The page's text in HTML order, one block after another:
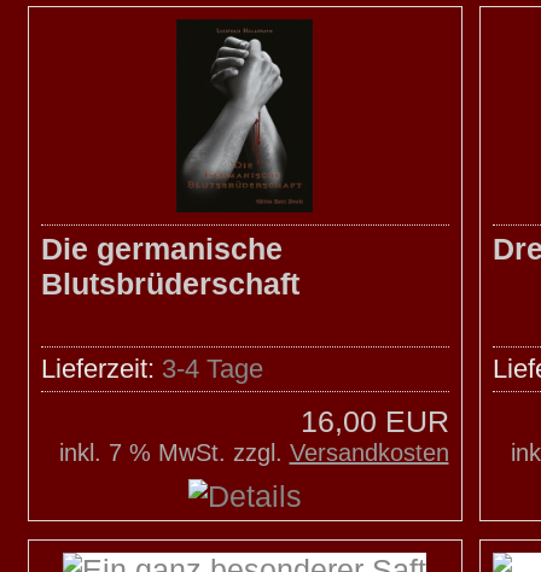
Die germanische
Blutsbrüderschaft
Lieferzeit: 3-4 Tage
16,00 EUR
inkl. 7 % MwSt. zzgl. Versandkosten